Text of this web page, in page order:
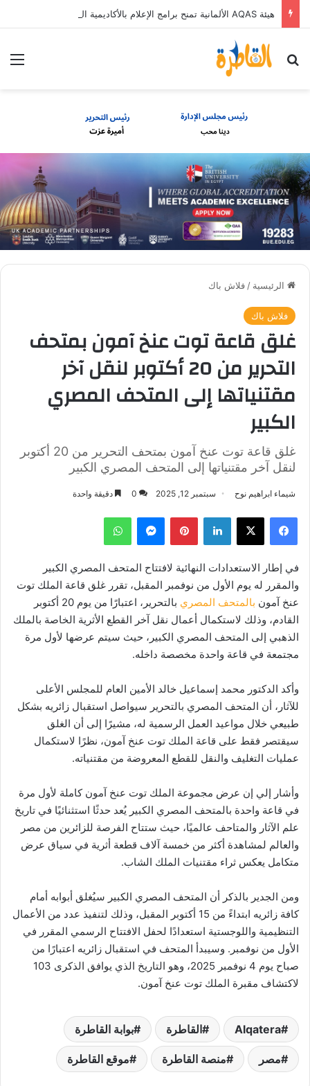
بحث عن
الرئيسية / فلاش باك
فلاش باك
غلق قاعة توت عنخ آمون بمتحف
التحرير من 20 أكتوبر لنقل آخر
مقتنياتها إلى المتحف المصري
الكبير
غلق قاعة توت عنخ آمون بمتحف التحرير من 20 أكتوبر
لنقل آخر مقتنياتها إلى المتحف المصري الكبير
شيماء ابراهيم نوح سبتمبر 12, 2025 0 دقيقة واحدة
فيسبوك ‫X لينكدإن بينتيريستماسنجر واتساب
في إطار الاستعدادات النهائية لافتتاح المتحف المصري الكبير
والمقرر له يوم الأول من نوفمبر المقبل، تقرر غلق قاعة الملك توت
عنخ آمون بالمتحف المصري
بالتحرير، اعتبارًا من يوم 20 أكتوبر
القادم، وذلك لاستكمال أعمال نقل آخر القطع الأثرية الخاصة بالملك
الذهبي إلى المتحف المصري الكبير، حيث سيتم عرضها لأول مرة
مجتمعة في قاعة واحدة مخصصة داخله.
وأكد الدكتور محمد إسماعيل خالد الأمين العام للمجلس الأعلى
للآثار، أن المتحف المصري بالتحرير سيواصل استقبال زائريه بشكل
طبيعي خلال مواعيد العمل الرسمية له، مشيرًا إلى أن الغلق
سيقتصر فقط على قاعة الملك توت عنخ آمون، نظرًا لاستكمال
عمليات التغليف والنقل للقطع المعروضة من مقتنياته.
وأشار إلي إن عرض مجموعة الملك توت عنخ آمون كاملة لأول مرة
في قاعة واحدة بالمتحف المصري الكبير يُعد حدثًا استثنائيًا في تاريخ
علم الآثار والمتاحف عالميًا، حيث ستتاح الفرصة للزائرين من مصر
والعالم لمشاهدة أكثر من خمسة آلاف قطعة أثرية في سياق عرض
متكامل يعكس ثراء مقتنيات الملك الشاب.
ومن الجدير بالذكر أن المتحف المصري الكبير سيُغلق أبوابه أمام
كافة زائريه ابتداءً من 15 أكتوبر المقبل، وذلك لتنفيذ عدد من الأعمال
التنظيمية واللوجستية استعدادًا لحفل الافتتاح الرسمي المقرر في
الأول من نوفمبر. وسيبدأ المتحف في استقبال زائريه اعتبارًا من
صباح يوم 4 نوفمبر 2025، وهو التاريخ الذي يوافق الذكرى 103
لاكتشاف مقبرة الملك توت عنخ آمون.
Alqatera القاطرة بوابة القاطرة
مصر منصة القاطرة موقع القاطرة